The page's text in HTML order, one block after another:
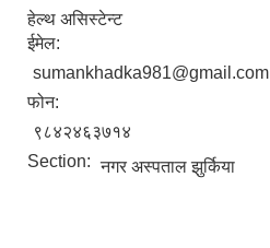
हेल्थ असिस्टेन्ट
ईमेल:
sumankhadka981@gmail.com
फोन:
९८४२४६३७१४
Section: नगर अस्पताल झुर्किया